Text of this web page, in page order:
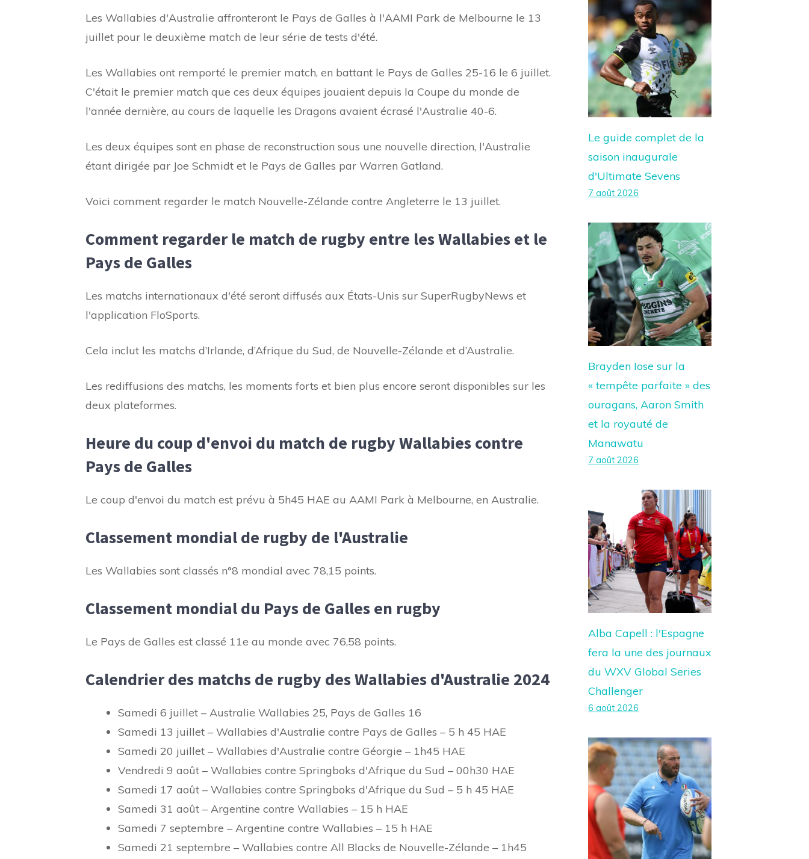
Les Wallabies d'Australie affronteront le Pays de Galles à l'AAMI Park de Melbourne le 13
juillet pour le deuxième match de leur série de tests d'été.
Les Wallabies ont remporté le premier match, en battant le Pays de Galles 25-16 le 6 juillet.
C'était le premier match que ces deux équipes jouaient depuis la Coupe du monde de
l'année dernière, au cours de laquelle les Dragons avaient écrasé l'Australie 40-6.
Les deux équipes sont en phase de reconstruction sous une nouvelle direction, l'Australie
étant dirigée par Joe Schmidt et le Pays de Galles par Warren Gatland.
Voici comment regarder le match Nouvelle-Zélande contre Angleterre le 13 juillet.
Comment regarder le match de rugby entre les Wallabies et le
Pays de Galles
Les matchs internationaux d'été seront diffusés aux États-Unis sur SuperRugbyNews et
l'application FloSports.
Cela inclut les matchs d’Irlande, d’Afrique du Sud, de Nouvelle-Zélande et d’Australie.
Les rediffusions des matchs, les moments forts et bien plus encore seront disponibles sur les
deux plateformes.
Heure du coup d'envoi du match de rugby Wallabies contre
Pays de Galles
Le coup d'envoi du match est prévu à 5h45 HAE au AAMI Park à Melbourne, en Australie.
Classement mondial de rugby de l'Australie
Les Wallabies sont classés n°8 mondial avec 78,15 points.
Classement mondial du Pays de Galles en rugby
Le Pays de Galles est classé 11e au monde avec 76,58 points.
Calendrier des matchs de rugby des Wallabies d'Australie 2024
Samedi 6 juillet – Australie Wallabies 25, Pays de Galles 16
Samedi 13 juillet – Wallabies d'Australie contre Pays de Galles – 5 h 45 HAE
Samedi 20 juillet – Wallabies d'Australie contre Géorgie – 1h45 HAE
Vendredi 9 août – Wallabies contre Springboks d'Afrique du Sud – 00h30 HAE
Samedi 17 août – Wallabies contre Springboks d'Afrique du Sud – 5 h 45 HAE
Samedi 31 août – Argentine contre Wallabies – 15 h HAE
Samedi 7 septembre – Argentine contre Wallabies – 15 h HAE
Samedi 21 septembre – Wallabies contre All Blacks de Nouvelle-Zélande – 1h45
Le guide complet de la
saison inaugurale
d'Ultimate Sevens
7 août 2026
Brayden Iose sur la
« tempête parfaite » des
ouragans, Aaron Smith
et la royauté de
Manawatu
7 août 2026
Alba Capell : l'Espagne
fera la une des journaux
du WXV Global Series
Challenger
6 août 2026